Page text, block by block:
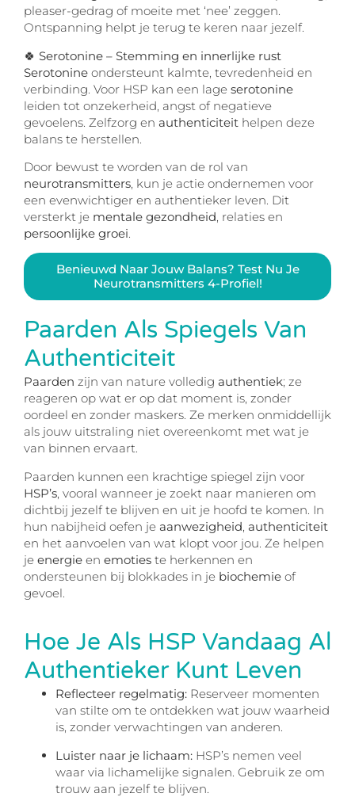
pleaser-gedrag of moeite met ‘nee’ zeggen.
Ontspanning helpt je terug te keren naar jezelf.
🍀 Serotonine – Stemming en innerlijke rust
Serotonine ondersteunt kalmte, tevredenheid en
verbinding. Voor HSP kan een lage serotonine
leiden tot onzekerheid, angst of negatieve
gevoelens. Zelfzorg en authenticiteit helpen deze
balans te herstellen.
Door bewust te worden van de rol van
neurotransmitters, kun je actie ondernemen voor
een evenwichtiger en authentieker leven. Dit
versterkt je mentale gezondheid, relaties en
persoonlijke groei.
Benieuwd Naar Jouw Balans? Test Nu Je
Neurotransmitters 4-Profiel!
Paarden Als Spiegels Van
Authenticiteit
Paarden zijn van nature volledig authentiek; ze
reageren op wat er op dat moment is, zonder
oordeel en zonder maskers. Ze merken onmiddellijk
als jouw uitstraling niet overeenkomt met wat je
van binnen ervaart.
Paarden kunnen een krachtige spiegel zijn voor
HSP’s , vooral wanneer je zoekt naar manieren om
dichtbij jezelf te blijven en uit je hoofd te komen. In
hun nabijheid oefen je aanwezigheid authenticiteit
en het aanvoelen van wat klopt voor jou. Ze helpen
je energie en emoties te herkennen en
ondersteunen bij blokkades in je biochemie of
gevoel.
Hoe Je Als HSP Vandaag Al
Authentieker Kunt Leven
Reflecteer regelmatig: Reserveer momenten
van stilte om te ontdekken wat jouw waarheid
is, zonder verwachtingen van anderen.
Luister naar je lichaam: HSP’s nemen veel
waar via lichamelijke signalen. Gebruik ze om
trouw aan jezelf te blijven.